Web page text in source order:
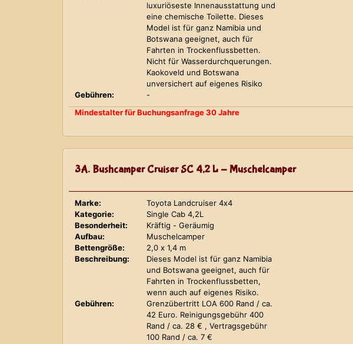
luxuriöseste Innenausstattung und
eine chemische Toilette. Dieses
Model ist für ganz Namibia und
Botswana geeignet, auch für
Fahrten in Trockenflussbetten.
Nicht für Wasserdurchquerungen.
Kaokoveld und Botswana
unversichert auf eigenes Risiko
Gebühren:
-
Mindestalter für Buchungsanfrage 30 Jahre
3A. Bushcamper Cruiser SC 4,2 L - Muschelcamper
Marke:
Toyota Landcruiser 4x4
Kategorie:
Single Cab 4,2L
Besonderheit:
Kräftig - Geräumig
Aufbau:
Muschelcamper
Bettengröße:
2,0 x 1,4 m
Beschreibung:
Dieses Model ist für ganz Namibia
und Botswana geeignet, auch für
Fahrten in Trockenflussbetten,
wenn auch auf eigenes Risiko.
Gebühren:
Grenzübertritt LOA 600 Rand / ca.
42 Euro. Reinigungsgebühr 400
Rand / ca. 28 € , Vertragsgebühr
100 Rand / ca. 7 €